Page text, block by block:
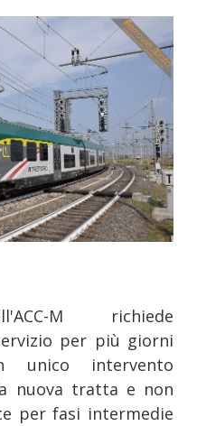
M richiede
per più giorni
unico intervento
nuova tratta e non
per fasi intermedie